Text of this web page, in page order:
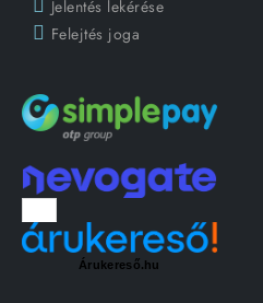
Jelentés lekérése
Felejtés joga
Árukereső.hu